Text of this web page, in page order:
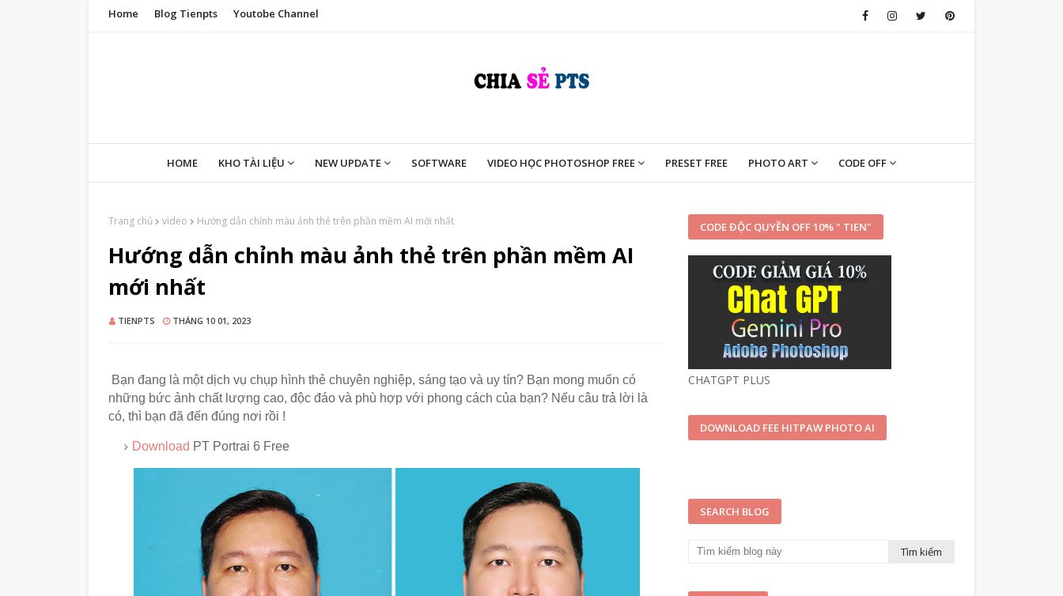
Home Blog Tienpts Youtobe Channel
HOME KHO TÀI LIỆU NEW UPDATE SOFTWARE VIDEO HỌC PHOTOSHOP FREE PRESET FREE PHOTO ART CODE OFF
Trang chủ video Hướng dẫn chỉnh màu ảnh thẻ trên phần mềm AI mới nhất
Hướng dẫn chỉnh màu ảnh thẻ trên phần mềm AI
mới nhất
TIENPTS THÁNG 10 01, 2023
Bạn đang là một dịch vụ chụp hình thẻ chuyên nghiệp, sáng tạo và uy tín? Bạn mong muốn có
những bức ảnh chất lượng cao, độc đáo và phù hợp với phong cách của bạn? Nếu câu trả lời là
có, thì bạn đã đến đúng nơi rồi !
Download PT Portrai 6 Free
CODE ĐỘC QUYỀN OFF 10% " TIEN"
CHATGPT PLUS
DOWNLOAD FEE HITPAW PHOTO AI
SEARCH BLOG